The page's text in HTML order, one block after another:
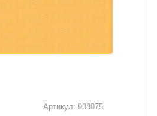
Артикул: 938075